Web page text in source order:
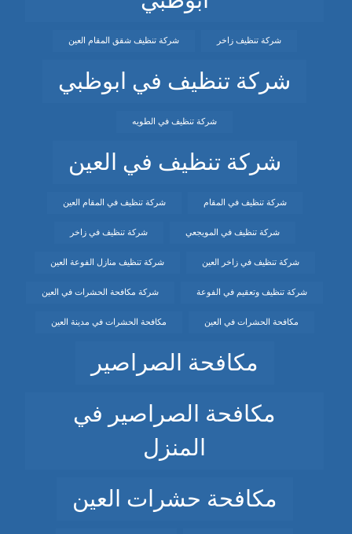
شركة تنظيف زاخر شركة تنظيف شقق المقام العين
شركة تنظيف في ابوظبي
شركة تنظيف في الطويه
شركة تنظيف في العين
شركة تنظيف في المقام شركة تنظيف في المقام العين
شركة تنظيف في المويجعي شركة تنظيف في زاخر
شركة تنظيف في زاخر العين شركة تنظيف منازل الفوعة العين
شركة تنظيف وتعقيم في الفوعة شركة مكافحة الحشرات في العين
مكافحة الحشرات في العين مكافحة الحشرات في مدينة العين
مكافحة الصراصير
مكافحة الصراصير في
المنزل
مكافحة حشرات العين